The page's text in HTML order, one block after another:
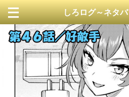
しろログ～ネタ